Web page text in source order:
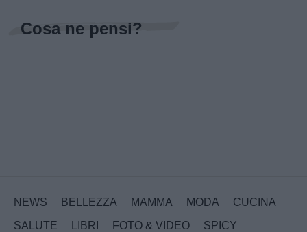
Cosa ne pensi?
NEWS BELLEZZA MAMMA MODA
CUCINA
SALUTE
LIBRI FOTO & VIDEO SPICY